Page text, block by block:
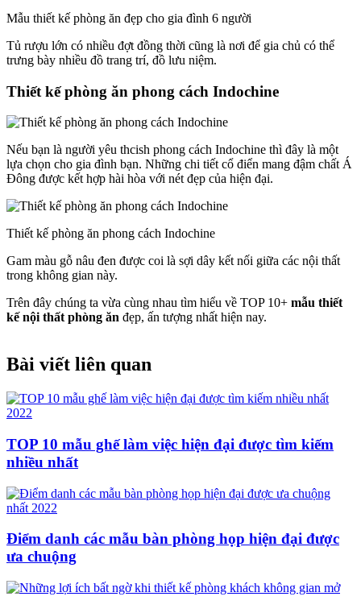
Mẫu thiết kế phòng ăn đẹp cho gia đình 6 người
Tủ rượu lớn có nhiều đợt đồng thời cũng là nơi để gia chủ có thể
trưng bày nhiều đồ trang trí, đồ lưu niệm.
Thiết kế phòng ăn phong cách Indochine
Nếu bạn là người yêu thcish phong cách Indochine thì đây là một
lựa chọn cho gia đình bạn. Những chi tiết cổ điển mang đậm chất Á
Đông được kết hợp hài hòa với nét đẹp của hiện đại.
Thiết kế phòng ăn phong cách Indochine
Gam màu gỗ nâu đen được coi là sợi dây kết nối giữa các nội thất
trong không gian này.
Trên đây chúng ta vừa cùng nhau tìm hiểu về TOP 10+ mẫu thiết
kế nội thất phòng ăn đẹp, ấn tượng nhất hiện nay.
Bài viết liên quan
TOP 10 mẫu ghế làm việc hiện đại được tìm kiếm
nhiều nhất
Điểm danh các mẫu bàn phòng họp hiện đại được
ưa chuộng